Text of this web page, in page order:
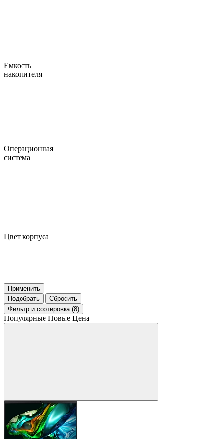
Емкость
накопителя
Операционная
система
Цвет корпуса
Применить
Подобрать
Сбросить
Фильтр и сортировка (8)
Популярные Новые Цена